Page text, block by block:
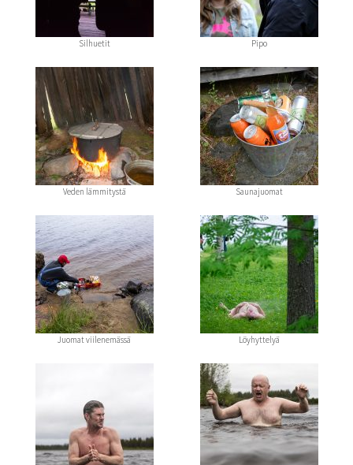
Silhuetit Pipo
Veden lämmitystä Saunajuomat
Juomat viilenemässä Löyhyttelyä